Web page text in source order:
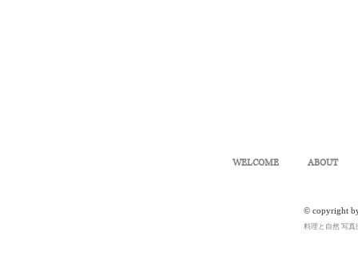
WELCOME ABOUT
© copyright
料理と自然 写真